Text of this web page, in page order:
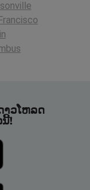
າວໂຫລດ
ນີ້!